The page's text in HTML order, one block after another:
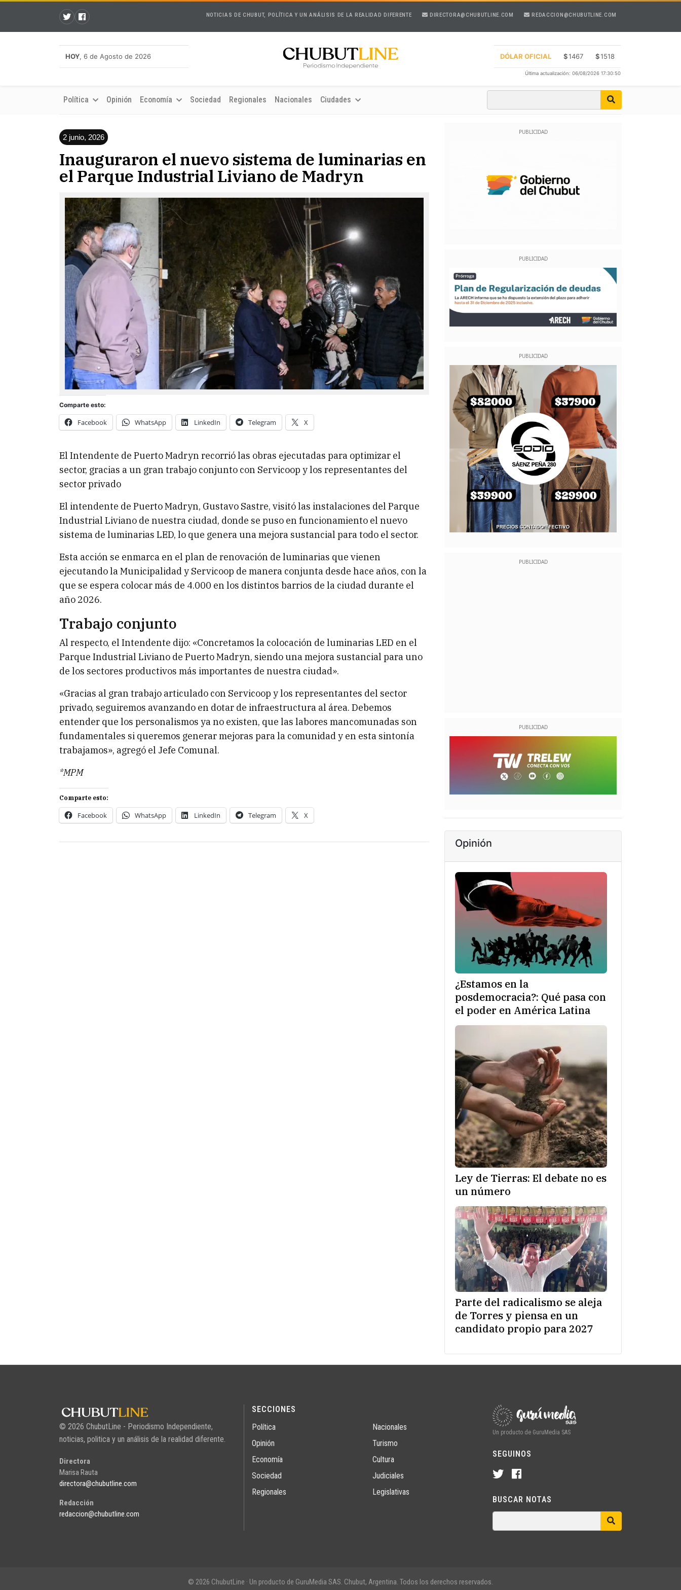
NOTICIAS DE CHUBUT, POLÍTICA Y UN ANÁLISIS DE LA REALIDAD DIFERENTE DIRECTORA@CHUBUTLINE.COM REDACCION@CHUBUTLINE.COM
HOY, 6 de Agosto de 2026 DÓLAR OFICIAL $1467 $1518
Última actualización: 06/08/2026 17:30:50
Política Opinión Economía Sociedad Regionales Nacionales Ciudades
2 junio, 2026
Inauguraron el nuevo sistema de luminarias en
el Parque Industrial Liviano de Madryn
Comparte esto:
Facebook WhatsApp LinkedIn Telegram X
El Intendente de Puerto Madryn recorrió las obras ejecutadas para optimizar el
sector, gracias a un gran trabajo conjunto con Servicoop y los representantes del
sector privado
El intendente de Puerto Madryn, Gustavo Sastre, visitó las instalaciones del Parque
Industrial Liviano de nuestra ciudad, donde se puso en funcionamiento el nuevo
sistema de luminarias LED, lo que genera una mejora sustancial para todo el sector.
Esta acción se enmarca en el plan de renovación de luminarias que vienen
ejecutando la Municipalidad y Servicoop de manera conjunta desde hace años, con la
que se espera colocar más de 4.000 en los distintos barrios de la ciudad durante el
año 2026.
Trabajo conjunto
Al respecto, el Intendente dijo: «Concretamos la colocación de luminarias LED en el
Parque Industrial Liviano de Puerto Madryn, siendo una mejora sustancial para uno
de los sectores productivos más importantes de nuestra ciudad».
«Gracias al gran trabajo articulado con Servicoop y los representantes del sector
privado, seguiremos avanzando en dotar de infraestructura al área. Debemos
entender que los personalismos ya no existen, que las labores mancomunadas son
fundamentales si queremos generar mejoras para la comunidad y en esta sintonía
trabajamos», agregó el Jefe Comunal.
*MPM
Comparte esto:
Facebook WhatsApp LinkedIn Telegram X
Opinión
¿Estamos en la
posdemocracia?: Qué pasa con
el poder en América Latina
Ley de Tierras: El debate no es
un número
Parte del radicalismo se aleja
de Torres y piensa en un
candidato propio para 2027
© 2026 ChubutLine - Periodismo Independiente,
noticias, politica y un análisis de la realidad diferente.
Directora
Marisa Rauta
directora@chubutline.com
Redacción
redaccion@chubutline.com
SECCIONES
Política
Opinión
Economía
Sociedad
Regionales
Nacionales
Turismo
Cultura
Judiciales
Legislativas
Un producto de GuruMedia SAS
SEGUINOS
BUSCAR NOTAS
© 2026 ChubutLine · Un producto de GuruMedia SAS. Chubut, Argentina. Todos los derechos reservados.